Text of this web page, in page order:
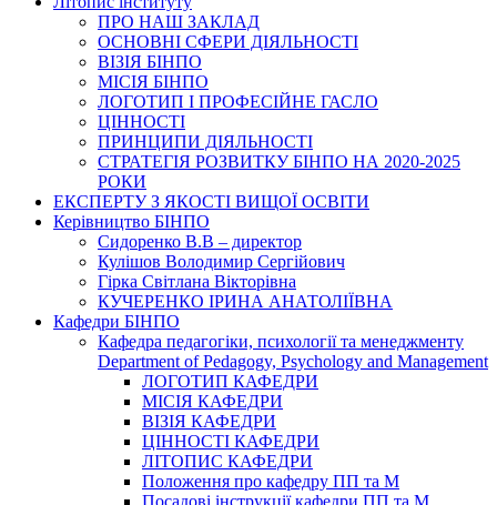
ПРО НАШ ЗАКЛАД
ОСНОВНІ СФЕРИ ДІЯЛЬНОСТІ
ВІЗІЯ БІНПО
МІСІЯ БІНПО
ЛОГОТИП І ПРОФЕСІЙНЕ ГАСЛО
ЦІННОСТІ
ПРИНЦИПИ ДІЯЛЬНОСТІ
СТРАТЕГІЯ РОЗВИТКУ БІНПО НА 2020-2025
РОКИ
ЕКСПЕРТУ З ЯКОСТІ ВИЩОЇ ОСВІТИ
Керівництво БІНПО
Сидоренко В.В – директор
Кулішов Володимир Сергійович
Гірка Світлана Вікторівна
КУЧЕРЕНКО ІРИНА АНАТОЛІЇВНА
Кафедри БІНПО
Кафедра педагогіки, психології та менеджменту
Department of Pedagogy, Psychology and Management
ЛОГОТИП КАФЕДРИ
МІСІЯ КАФЕДРИ
ВІЗІЯ КАФЕДРИ
ЦІННОСТІ КАФЕДРИ
ЛІТОПИС КАФЕДРИ
Положення про кафедру ПП та М
Посадові інструкції кафедри ПП та М